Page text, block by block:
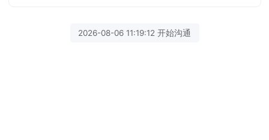
2026-08-06 11:19:12 开始沟通